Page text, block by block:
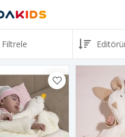
Filtrele